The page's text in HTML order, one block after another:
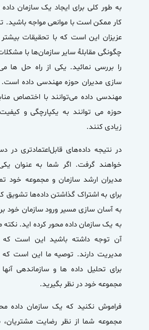
به طور کلی برای ایجاد یک سازمان داده
کار ممکن است با موانعی مواجه باشید.
عزیزان این است که با تحقیقات
چگونگی مقابلهٔ سایر سازمان‌ها با
را بررسی نمائید. یکی از راه حل ها می
سازی مدیران حوزه مهندسی داده است.
مهندسی داده می‌توانند با اختصاص
حوزه می توانند به یکپارچگی و
زیادی کنند.
در نتیجه داده‌های قابل‌اعتمادتری در
خواهند گرفت. اگر شما به عنوان یکی
مدیران ارشد سازمان و مجموعه خود
برای به اشتراک گذاشتن داده‌ها تشویق
به آسان سازی مسیر ورود سازمان خود
به یک سازمان داده محور کرده اید. نکته
آن توجه داشته باشید این است که
مدیریت دارند. توصیه ما این است
برای تحلیل داده ها و سازماندهی
مجموعه خود در نظر بگیرید.
فراموش نکنید که یک سازمان داده
مجموعه شما از نظر رضایت مشتریان،